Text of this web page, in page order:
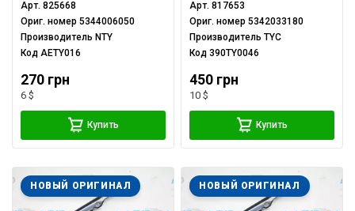
Арт.825668
Ориг. номер5344006050
Производитель NTY
КодAETY016
270 грн
6 $
Купить
Арт.817653
Ориг. номер5342033180
ПроизводительTYC
Код390TY0046
450 грн
10 $
Купить
НОВЫЙ ОРИГИНАЛ НОВЫЙ ОРИГИНАЛ